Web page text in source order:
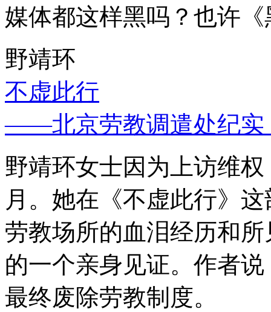
媒体都这样黑吗？也许
野靖环
不虚此行
——北京劳教调遣处纪实
野靖环女士因为上访维
月。她在《不虚此行》
劳教场所的血泪经历和
的一个亲身见证。作者
最终废除劳教制度。